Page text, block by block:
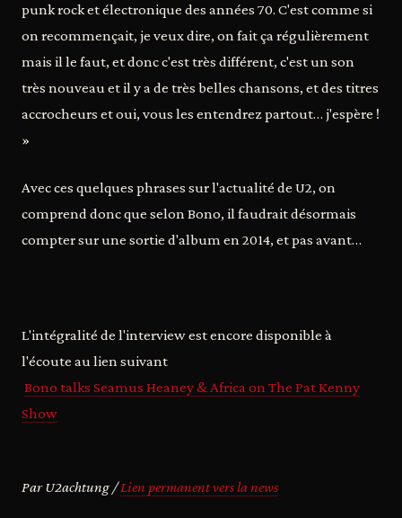
punk rock et électronique des années 70. C'est comme si
on recommençait, je veux dire, on fait ça régulièrement
mais il le faut, et donc c'est très différent, c'est un son
très nouveau et il y a de très belles chansons, et des titres
accrocheurs et oui, vous les entendrez partout… j'espère !
»
Avec ces quelques phrases sur l'actualité de U2, on
comprend donc que selon Bono, il faudrait désormais
compter sur une sortie d'album en 2014, et pas avant…
L'intégralité de l'interview est encore disponible à
l'écoute au lien suivant
Bono talks Seamus Heaney & Africa on The Pat Kenny
Show
Par U2achtung /Lien permanent vers la news